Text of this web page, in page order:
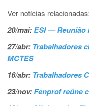
Ver notícias relacionadas:
20/mai:ESI — Reunião
27/abr: Trabalhadores
MCTES
16/abr: Trabalhadores
23/nov:Fenprof reúne